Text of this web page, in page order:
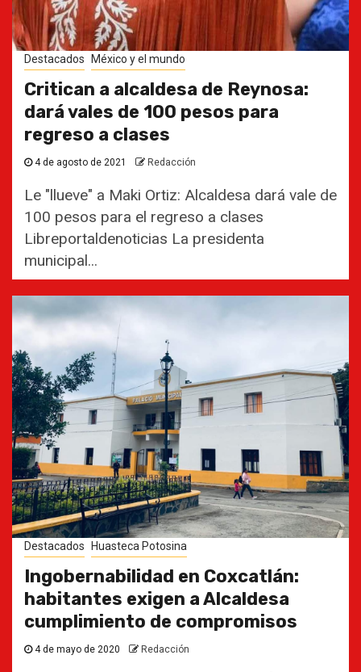
Destacados México y el mundo
Critican a alcaldesa de Reynosa:
dará vales de 100 pesos para
regreso a clases
4 de agosto de 2021 Redacción
Le "llueve" a Maki Ortiz: Alcaldesa dará vale de
100 pesos para el regreso a clases
Libreportaldenoticias La presidenta
municipal...
Destacados Huasteca Potosina
Ingobernabilidad en Coxcatlán:
habitantes exigen a Alcaldesa
cumplimiento de compromisos
4 de mayo de 2020 Redacción